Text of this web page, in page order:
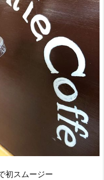
初スムージー️